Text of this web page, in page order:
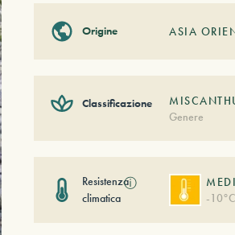
Origine ASIA
Classificazione
Genere
Resistenza
climatica
ⓘ
-